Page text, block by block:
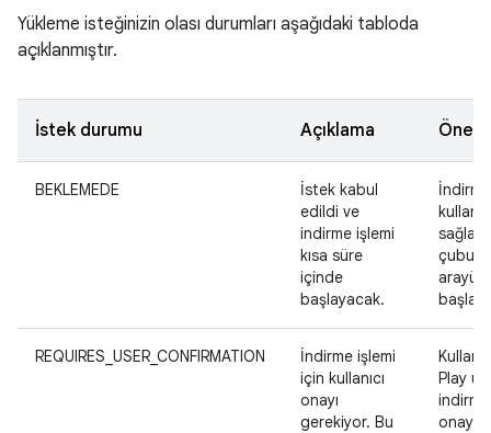
Yükleme isteğinizin olası durumları aşağıdaki tabloda
açıklanmıştır.
İstek durumu Açıklama
BEKLEMEDE
İstek kabul
edildi ve
indirme işlemi
kısa süre
içinde
başlayacak.
REQUIRES_USER_CONFIRMATION
İndirme işlemi
için kullanıcı
onayı
gerekiyor. Bu
Play